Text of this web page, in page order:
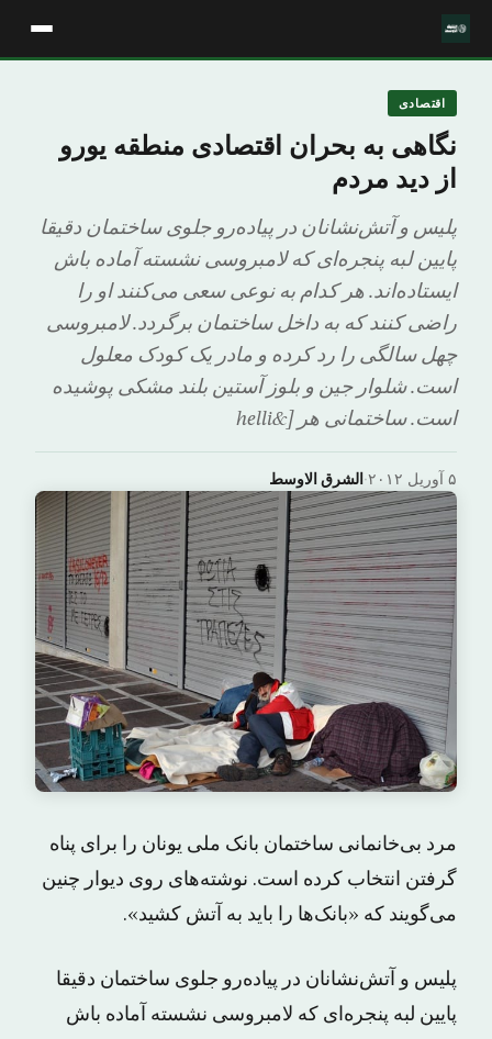
اقتصادی
نگاهی به بحران اقتصادی منطقه یورو
از دید مردم
پلیس و آتش‌نشانان در پیاده‌رو جلوی ساختمان دقیقا
پایین لبه پنجره‌ای که لامبروسی نشسته آماده باش
ایستاده‌اند. هر کدام به نوعی سعی می‌کنند او را
راضی کنند که به داخل ساختمان برگردد. لامبروسی
چهل سالگی را رد کرده و مادر یک کودک معلول
است. شلوار جین و بلوز آستین بلند مشکی پوشیده
است. ساختمانی هر [&helli
الشرق الاوسط· ۵ آوریل ۲۰۱۲
مرد بی‌خانمانی ساختمان بانک ملی یونان را برای پناه
گرفتن انتخاب کرده است. نوشته‌های روی دیوار چنین
می‌گویند که «بانک‌ها را باید به آتش کشید».
پلیس و آتش‌نشانان در پیاده‌رو جلوی ساختمان دقیقا
پایین لبه پنجره‌ای که لامبروسی نشسته آماده باش